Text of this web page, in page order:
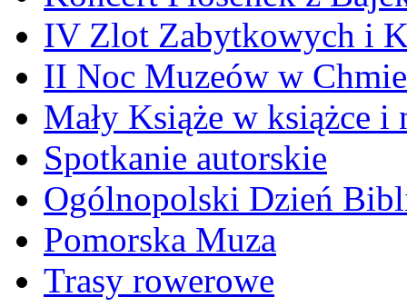
IV Zlot Zabytkowych i
II Noc Muzeów w
Mały Książe w książce i
Spotkanie autorskie
Ogólnopolski Dzień
Pomorska Muza
Trasy rowerowe